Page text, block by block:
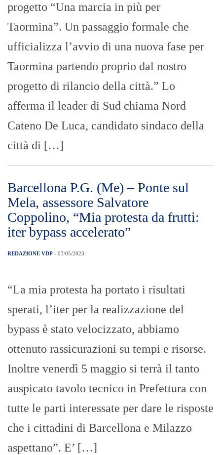
progetto “Una marcia in più per
Taormina”. Un passaggio formale che
ufficializza l’avvio di una nuova fase per
Taormina partendo proprio dal nostro
progetto di rilancio della città.” Lo
afferma il leader di Sud chiama Nord
Cateno De Luca, candidato sindaco della
città di […]
Barcellona P.G. (Me) – Ponte sul
Mela, assessore Salvatore
Coppolino, “Mia protesta da frutti:
iter bypass accelerato”
REDAZIONE VDP - 03/05/2023
“La mia protesta ha portato i risultati
sperati, l’iter per la realizzazione del
bypass è stato velocizzato, abbiamo
ottenuto rassicurazioni su tempi e risorse.
Inoltre venerdì 5 maggio si terrà il tanto
auspicato tavolo tecnico in Prefettura con
tutte le parti interessate per dare le risposte
che i cittadini di Barcellona e Milazzo
aspettano”. E’ […]